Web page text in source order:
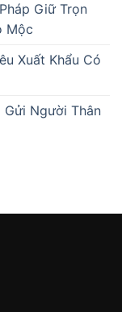
Giữ Trọn
Mộc
Xuất Khẩu Có
Gửi Người Thân